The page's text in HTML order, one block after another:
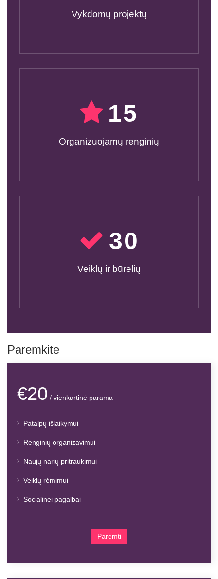
Vykdomų projektų
15
Organizuojamų renginių
30
Veiklų ir būrelių
Paremkite
€20 / vienkartinė parama
Patalpų išlaikymui
Renginių organizavimui
Naujų narių pritraukimui
Veiklų rėmimui
Socialinei pagalbai
Paremti